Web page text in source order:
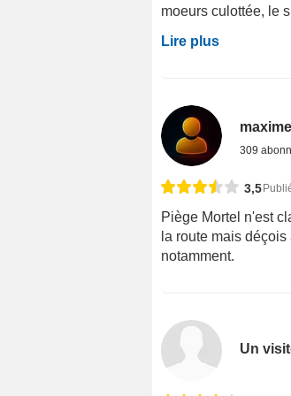
moeurs culottée, le
Lire plus
309
3,5
Piège Mortel n'est
la route mais
notamment.
Un